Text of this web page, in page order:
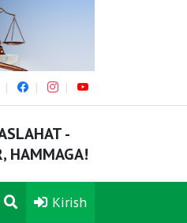
-
HAMMAGA!
Kirish